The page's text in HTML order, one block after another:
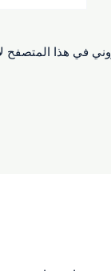
في هذا المتصفح